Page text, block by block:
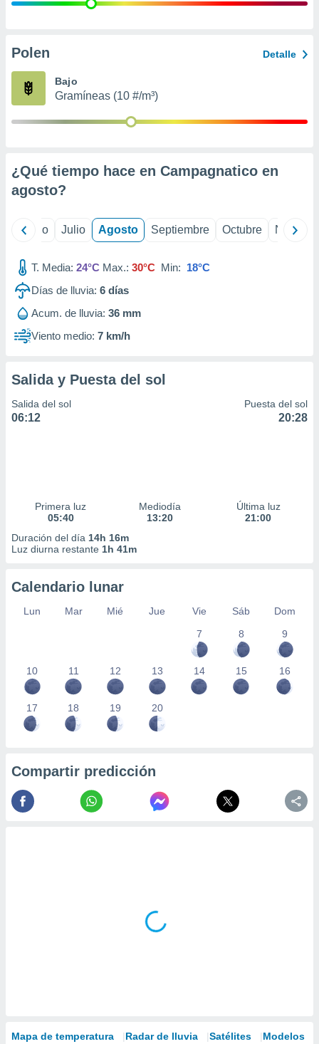
publicidad
de
Polen Detalle
Bajo
Gramíneas (10 #/m³)
¿Qué tiempo hace en Campagnatico en
agosto?
Junio Julio Agosto Septiembre Octubre
T. Media: 24°C Max.: 30°C Min: 18°C
Días de lluvia: 6 días
Acum. de lluvia: 36 mm
Viento medio: 7 km/h
Salida y Puesta del sol
Salida del sol
06:12
Puesta del sol
20:28
Primera luz
05:40
Mediodía
13:20
Última luz
21:00
Duración del día 14h 16m
Luz diurna restante 1h 41m
Calendario lunar
Lun Mar Mié Jue Vie Sáb
Dom
7
8 9
10 11 12 13 14 15 16
17 18 19 20
Compartir predicción
Mapa de temperatura Radar de lluvia Satélites Modelos